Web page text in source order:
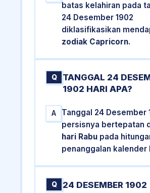
batas kelahiran pada
24 Desember 1902
diklasifikasikan
zodiak Capricorn.
Q
TANGGAL 24
1902 HARI APA?
A
Tanggal 24 Desember
persisnya bertepatan
hari Rabu pada
penanggalan kalender
Q
24 DESEMBER 1902